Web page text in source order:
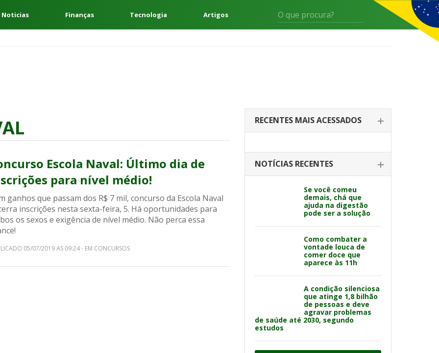
Noticias Finanças Tecnologia Artigos
Escola Naval: Último dia de
para nível médio!
ganhos que passam dos R$ 7 mil, concurso da Escola Naval
inscrições nesta sexta-feira, 5. Há oportunidades para
os sexos e exigência de nível médio. Não perca essa
05/07/2019 AS 09:24 - EM CONCURSOS
RECENTES MAIS ACESSADOS
NOTÍCIAS RECENTES
Se você comeu
demais, chá que
ajuda na digestão
pode ser a solução
Como combater a
vontade louca de
comer doce que
aparece às 11h
A condição silenciosa
que atinge 1,8 bilhão
de pessoas e deve
agravar problemas
de saúde até 2030, segundo
estudos